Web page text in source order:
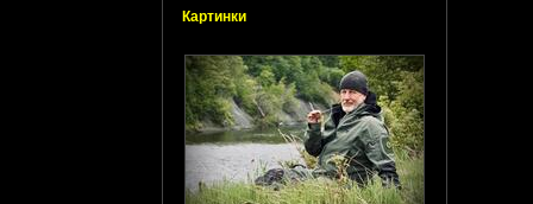
Картинки